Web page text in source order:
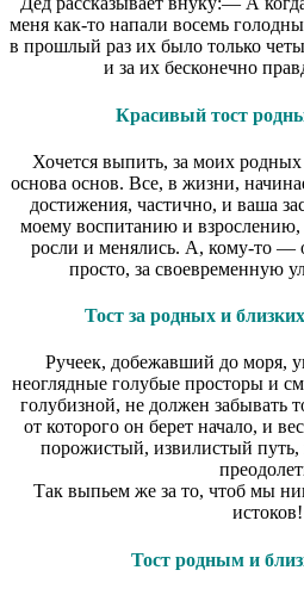
меня как-то напали восемь
в прошлый раз их было только
и за их бесконечно
Красивый тост
Хочется выпить, за моих
основа основ. Все, в жизни,
достижения, частично, и ваша
моему воспитанию и
росли и менялись. А, кому-то —
просто, за своевременную
Тост за родных и
Ручеек, добежавший до моря,
неоглядные голубые просторы и
голубизной, не должен забывать
от которого он берет начало, и
порожистый, извилистый
Так выпьем же за то, чтоб мы
истоков!
Тост родным и